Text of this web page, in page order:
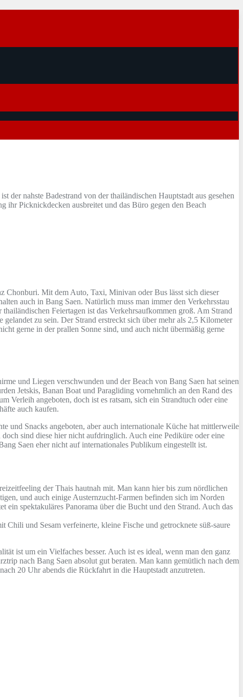
nahste Badestrand von der thailändischen Hauptstadt aus gesehen
ihr Picknickdecken ausbreitet und das Büro gegen den Beach
Chonburi. Mit dem Auto, Taxi, Minivan oder Bus lässt sich dieser
auch in Bang Saen. Natürlich muss man immer den Verkehrsstau
Feiertagen ist das Verkehrsaufkommen groß. Am Strand
zu sein. Der Strand erstreckt sich über mehr als 2,5 Kilometer
gerne in der prallen Sonne sind, und auch nicht übermäßig gerne
und Liegen verschwunden und der Beach von Bang Saen hat seinen
Jetskis, Banan Boat und Paragliding vornehmlich an den Rand des
Verleih angeboten, doch ist es ratsam, sich ein Strandtuch oder eine
auch kaufen.
und Snacks angeboten, aber auch internationale Küche hat mittlerweile
sind diese hier nicht aufdringlich. Auch eine Pediküre oder eine
Saen eher nicht auf internationales Publikum eingestellt ist.
der Thais hautnah mit. Man kann hier bis zum nördlichen
und auch einige Austernzucht-Farmen befinden sich im Norden
spektakuläres Panorama über die Bucht und den Strand. Auch das
und Sesam verfeinerte, kleine Fische und getrocknete süß-saure
ist um ein Vielfaches besser. Auch ist es ideal, wenn man den ganz
nach Bang Saen absolut gut beraten. Man kann gemütlich nach dem
20 Uhr abends die Rückfahrt in die Hauptstadt anzutreten.